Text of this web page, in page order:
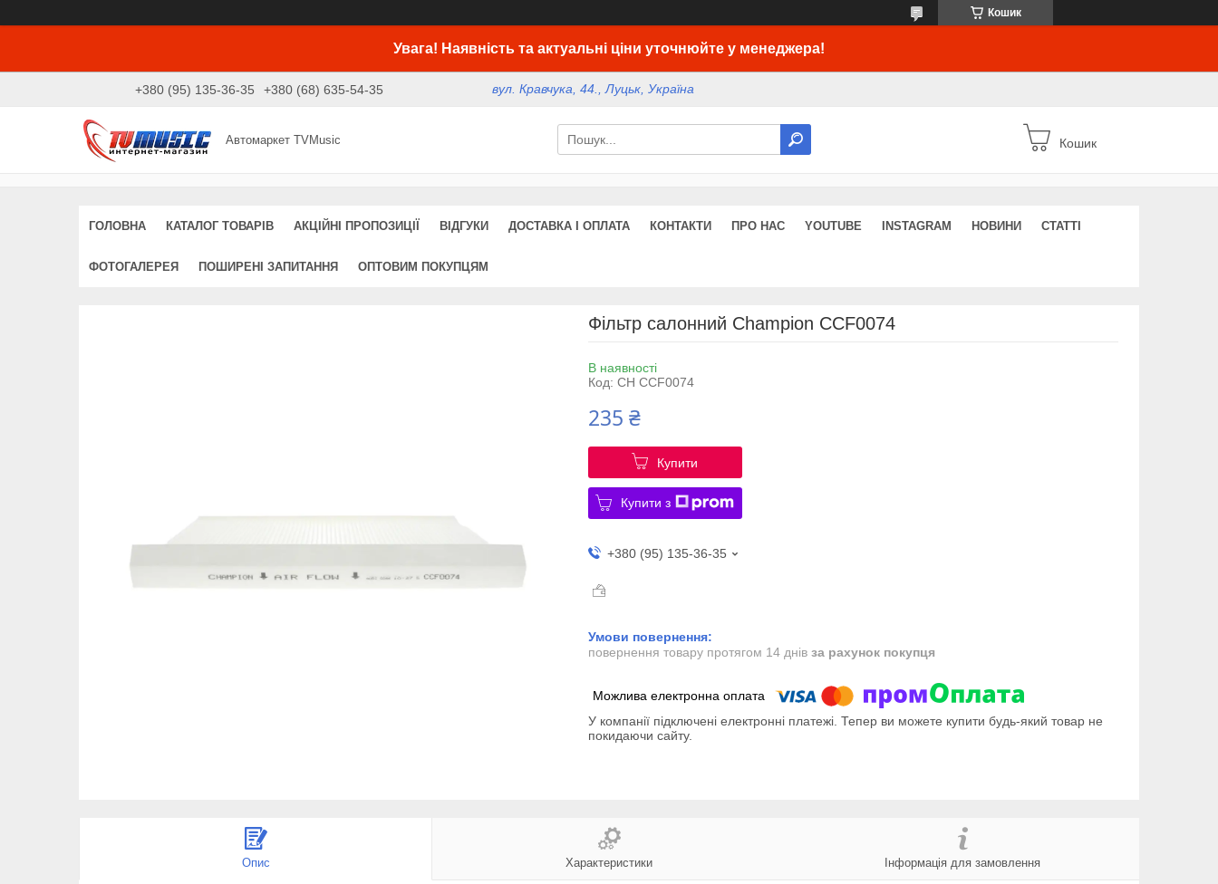
Кошик
Увага! Наявність та актуальні ціни уточнюйте у менеджера!
+380 (95) 135-36-35 +380 (68) 635-54-35 вул. Кравчука, 44., Луцьк, Україна
Автомаркет TVMusic Кошик
ГОЛОВНА КАТАЛОГ ТОВАРІВ АКЦІЙНІ ПРОПОЗИЦІЇ ВІДГУКИ ДОСТАВКА І ОПЛАТА КОНТАКТИ ПРО НАС YOUTUBE INSTAGRAM НОВИНИ СТАТТІ
ФОТОГАЛЕРЕЯ ПОШИРЕНІ ЗАПИТАННЯ ОПТОВИМ ПОКУПЦЯМ
Фільтр салонний Champion CCF0074
В наявності
Код: CH CCF0074
235 ₴
Купити
Купити з
+380 (95) 135-36-35
повернення товару протягом 14 днів за рахунок покупця
У компанії підключені електронні платежі. Тепер ви можете купити будь-який товар не
покидаючи сайту.
Опис Характеристики Інформація для замовлення